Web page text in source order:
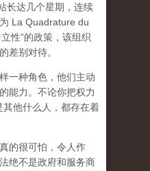
长达几个星期，连续
La Quadrature du
性”的政策，该组织
差别对待。
一种角色，他们主动
能力。不论你把权力
他什么人，都存在着
的很可怕，令人作
绝不是政府和服务商